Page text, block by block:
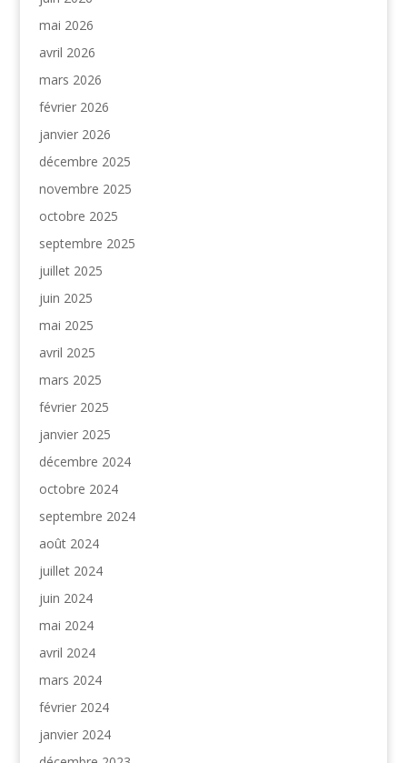
mai 2026
avril 2026
mars 2026
février 2026
janvier 2026
décembre 2025
novembre 2025
octobre 2025
septembre 2025
juillet 2025
juin 2025
mai 2025
avril 2025
mars 2025
février 2025
janvier 2025
décembre 2024
octobre 2024
septembre 2024
août 2024
juillet 2024
juin 2024
mai 2024
avril 2024
mars 2024
février 2024
janvier 2024